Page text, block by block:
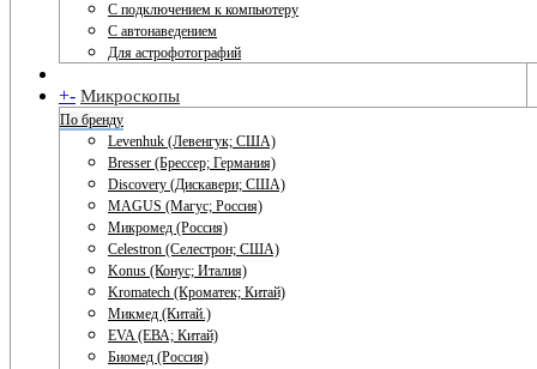
С подключением к компьютеру
С автонаведением
Для астрофотографий
+- Микроскопы
По бренду
Levenhuk (Левенгук; США)
Bresser (Брессер; Германия)
Discovery (Дискавери; США)
MAGUS (Магус; Россия)
Микромед (Россия)
Celestron (Селестрон; США)
Konus (Конус; Италия)
Kromatech (Кроматек; Китай)
Микмед (Китай.)
EVA (ЕВА; Китай)
Биомед (Россия)